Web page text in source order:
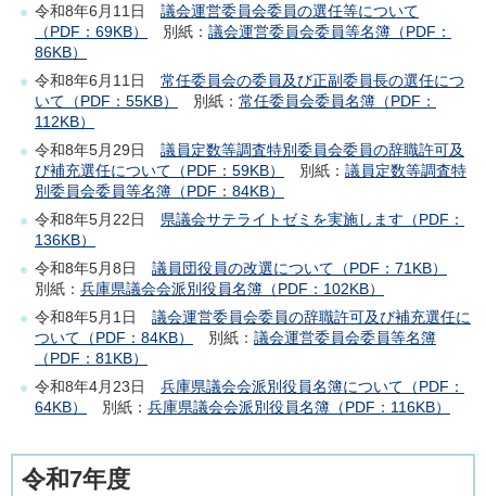
令和8年6月11日 議会運営委員会委員の選任等について
（PDF：69KB）
別紙： 議会運営委員会委員等名簿（PDF：
86KB）
令和8年6月11日 常任委員会の委員及び正副委員長の選任につ
いて（PDF：55KB）
別紙： 常任委員会委員名簿（PDF：
112KB）
令和8年5月29日 議員定数等調査特別委員会委員の辞職許可及
び補充選任について（PDF：59KB）
別紙： 議員定数等調査特
別委員会委員等名簿（PDF：84KB）
令和8年5月22日 県議会サテライトゼミを実施します（PDF：
136KB）
令和8年5月8日 議員団役員の改選について（PDF：71KB）
別紙： 兵庫県議会会派別役員名簿（PDF：102KB）
令和8年5月1日 議会運営委員会委員の辞職許可及び補充選任に
ついて（PDF：84KB）
別紙： 議会運営委員会委員等名簿
（PDF：81KB）
令和8年4月23日 兵庫県議会会派別役員名簿について（PDF：
64KB）
別紙： 兵庫県議会会派別役員名簿（PDF：116KB）
令和7年度